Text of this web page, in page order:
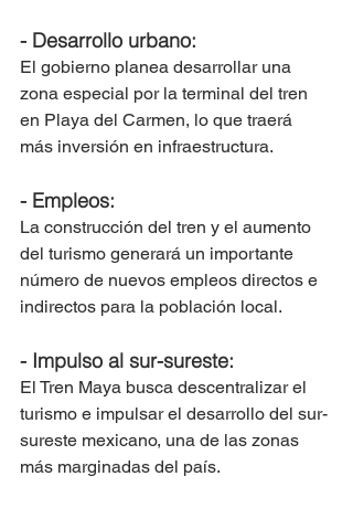
- Desarrollo urbano:
El gobierno planea desarrollar una
zona especial por la terminal del tren
en Playa del Carmen, lo que traerá
más inversión en infraestructura.
- Empleos:
La construcción del tren y el aumento
del turismo generará un importante
número de nuevos empleos directos e
indirectos para la población local.
- Impulso al sur-sureste:
El Tren Maya busca descentralizar el
turismo e impulsar el desarrollo del sur-
sureste mexicano, una de las zonas
más marginadas del país.